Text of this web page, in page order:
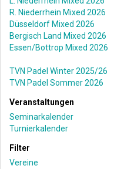
R. Niederrhein Mixed 2026
Düsseldorf Mixed 2026
Bergisch Land Mixed 2026
Essen/Bottrop Mixed 2026
TVN Padel Winter 2025/26
TVN Padel Sommer 2026
Veranstaltungen
Seminarkalender
Turnierkalender
Filter
Vereine